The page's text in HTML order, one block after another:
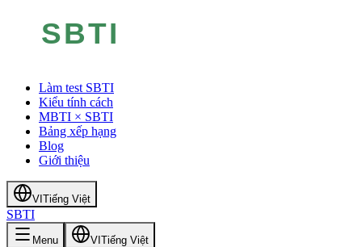
Làm test SBTI
Kiểu tính cách
MBTI × SBTI
Bảng xếp hạng
Blog
Giới thiệu
VI Tiếng Việt
SBTI
Menu VI Tiếng Việt